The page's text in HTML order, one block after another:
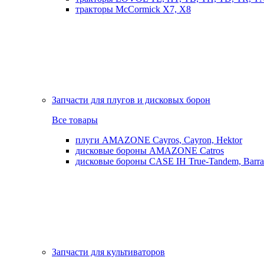
тракторы McCormick X7, X8
Запчасти для плугов и дисковых борон
Все товары
плуги AMAZONE Cayros, Cayron, Hektor
дисковые бороны AMAZONE Catros
дисковые бороны CASE IH True-Tandem,
Запчасти для культиваторов